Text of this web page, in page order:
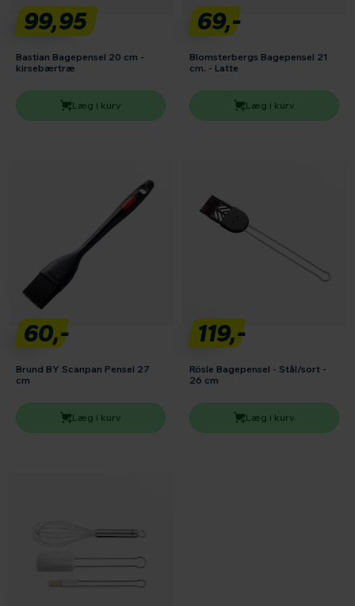
99,95
Bastian Bagepensel 20 cm -
kirsebærtræ
Læg i kurv
69,-
Blomsterbergs Bagepensel 21
cm. - Latte
Læg i kurv
60,-
Brund BY Scanpan Pensel 27
cm
Læg i kurv
119,-
Rösle Bagepensel - Stål/sort -
26 cm
Læg i kurv